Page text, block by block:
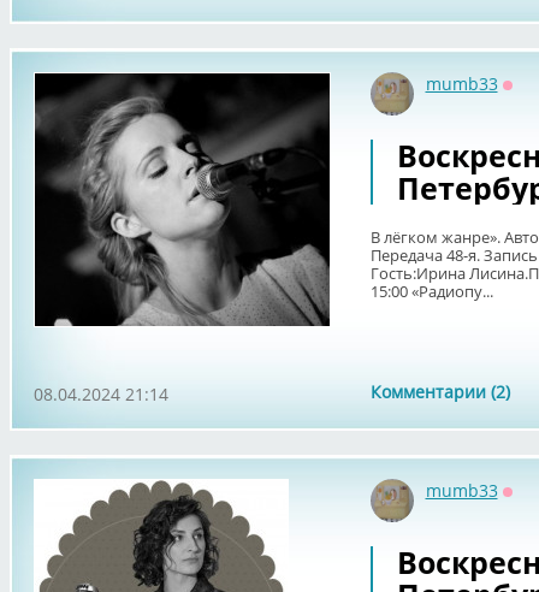
mumb33
В лёгком жанре».
Передача 48-я.
Гость:Ирина
15:00 «Радиопу...
Комментарии (2)
08.04.2024 21:14
mumb33